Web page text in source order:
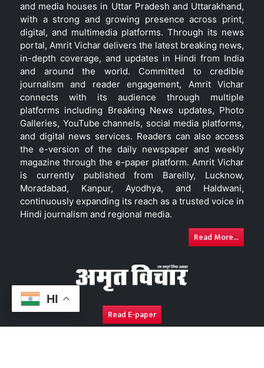
HI
and media houses in Uttar Pradesh and Uttarakhand,
with a strong and growing presence across print,
digital, and multimedia platforms. Through its news
portal, Amrit Vichar delivers the latest breaking news,
in-depth coverage, and updates in Hindi from India
and around the world. Committed to credible
journalism and reader engagement, Amrit Vichar
connects with its audience through multiple
platforms including Breaking News updates, Photo
Galleries, YouTube channels, social media platforms,
and digital news services. Readers can also access
the e-version of the daily newspaper and weekly
magazine through the e-paper platform. Amrit Vichar
is currently published from Bareilly, Lucknow,
Moradabad, Kanpur, Ayodhya, and Haldwani,
continuously expanding its reach as a trusted voice in
Hindi journalism and regional media.
Read More...
Read E-paper